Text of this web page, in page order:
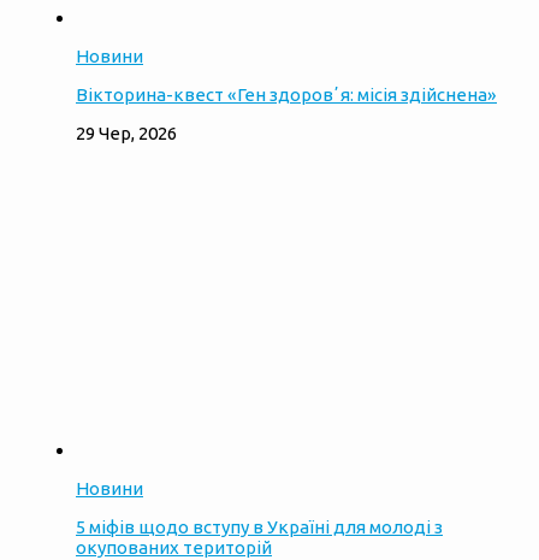
Новини
Вікторина-квест «Ген здоровʼя: місія здійснена»
29 Чер, 2026
Новини
5 міфів щодо вступу в Україні для молоді з
окупованих територій